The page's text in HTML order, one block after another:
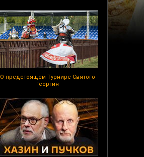
О предстоящем Турнире Святого
Георгия